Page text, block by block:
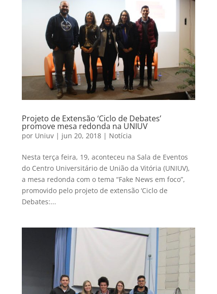
Projeto de Extensão ‘Ciclo de Debates’
promove mesa redonda na UNIUV
por Uniuv| jun 20, 2018| Notícia
Nesta terça feira, 19, aconteceu na Sala de Eventos
do Centro Universitário de União da Vitória (UNIUV),
a mesa redonda com o tema “Fake News em foco”,
promovido pelo projeto de extensão ‘Ciclo de
Debates:...